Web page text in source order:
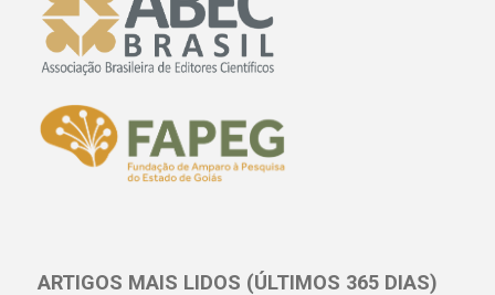
ARTIGOS MAIS LIDOS (ÚLTIMOS 365 DIAS)